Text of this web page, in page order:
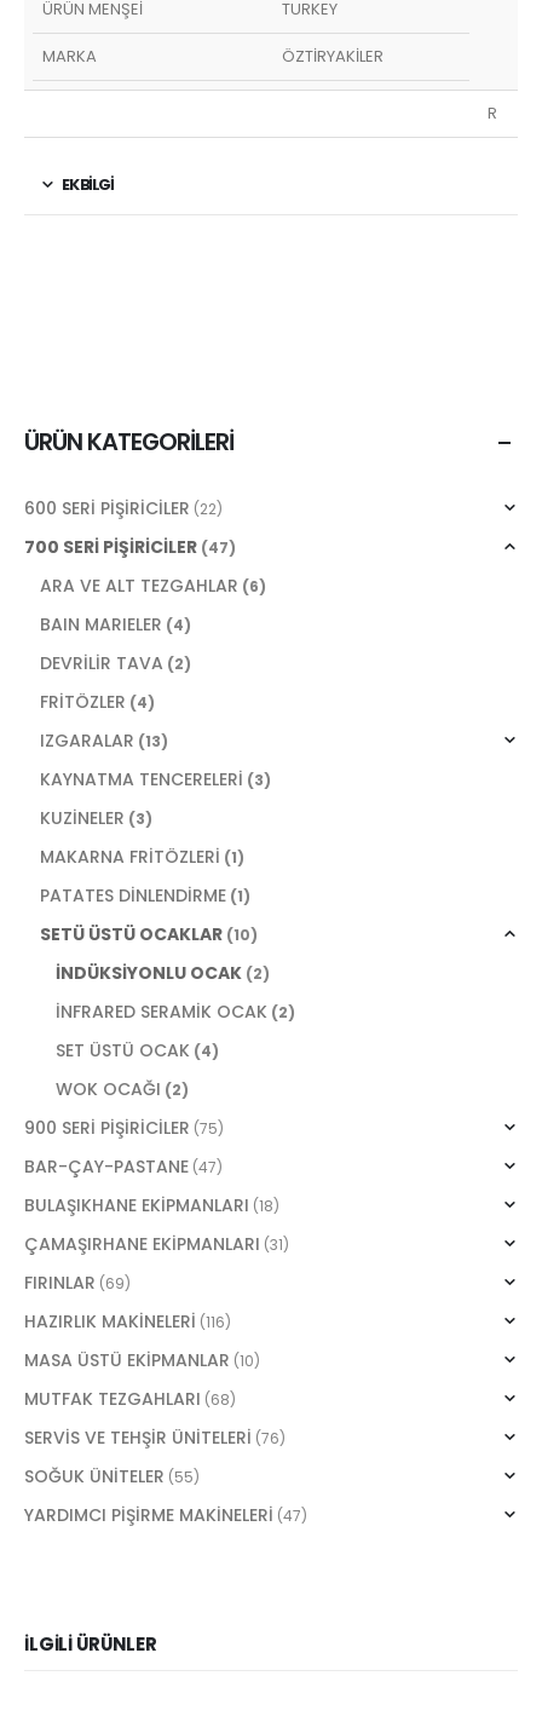
ÜRÜN MENŞEİ TURKEY
MARKA ÖZTİRYAKİLER
R
EK BILGI
ÜRÜN KATEGORILERI
600 SERİ PİŞİRİCİLER (22)
700 SERİ PİŞİRİCİLER (47)
ARA VE ALT TEZGAHLAR (6)
BAIN MARIELER (4)
DEVRİLİR TAVA (2)
FRİTÖZLER (4)
IZGARALAR (13)
KAYNATMA TENCERELERİ (3)
KUZİNELER (3)
MAKARNA FRİTÖZLERİ (1)
PATATES DİNLENDİRME (1)
SETÜ ÜSTÜ OCAKLAR (10)
İNDÜKSİYONLU OCAK (2)
İNFRARED SERAMİK OCAK (2)
SET ÜSTÜ OCAK (4)
WOK OCAĞI (2)
900 SERİ PİŞİRİCİLER (75)
BAR-ÇAY-PASTANE (47)
BULAŞIKHANE EKİPMANLARI (18)
ÇAMAŞIRHANE EKİPMANLARI (31)
FIRINLAR (69)
HAZIRLIK MAKİNELERİ (116)
MASA ÜSTÜ EKİPMANLAR (10)
MUTFAK TEZGAHLARI (68)
SERVİS VE TEHŞİR ÜNİTELERİ (76)
SOĞUK ÜNİTELER (55)
YARDIMCI PİŞİRME MAKİNELERİ (47)
İLGILI ÜRÜNLER